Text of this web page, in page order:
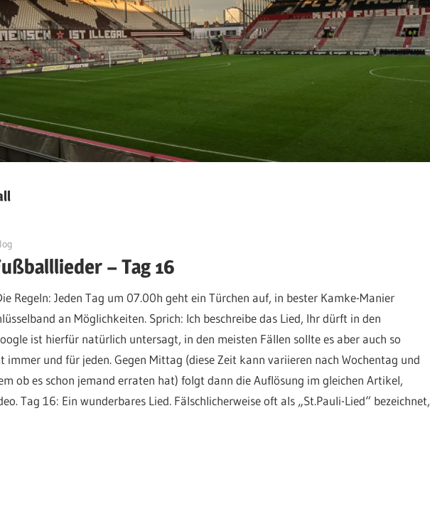
– Tag 16
Regeln: Jeden Tag um 07.00h geht ein Türchen auf, in bester Kamke-Manier
an Möglichkeiten. Sprich: Ich beschreibe das Lied, Ihr dürft in den
ist hierfür natürlich untersagt, in den meisten Fällen sollte es aber auch so
immer und für jeden. Gegen Mittag (diese Zeit kann variieren nach Wochentag und
ob es schon jemand erraten hat) folgt dann die Auflösung im gleichen Artikel,
Tag 16: Ein wunderbares Lied. Fälschlicherweise oft als „St.Pauli-Lied“ bezeichnet,